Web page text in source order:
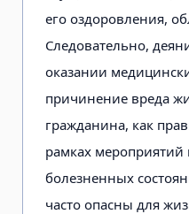
его оздоровления,
Следовательно,
оказании
причинение вреда
гражданина, как
рамках мероприятий
болезненных
часто опасны для